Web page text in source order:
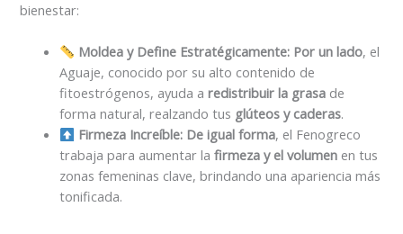
bienestar:
Moldea y Define Estratégicamente: Por un lado, el
Aguaje, conocido por su alto contenido de
fitoestrógenos, ayuda aredistribuir la grasa de
forma natural, realzando tus glúteos y caderas.
Firmeza Increíble: De igual forma, el Fenogreco
trabaja para aumentar lafirmeza y el volumen en tus
zonas femeninas clave, brindando una apariencia más
tonificada.